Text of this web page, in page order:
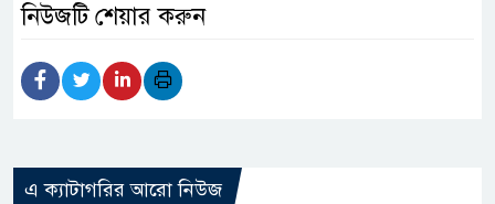
নিউজটি শেয়ার করুন
এ ক্যাটাগরির আরো নিউজ